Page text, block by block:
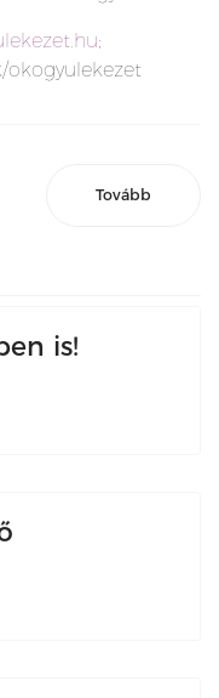
;
okogyulekezet
Tovább
is!